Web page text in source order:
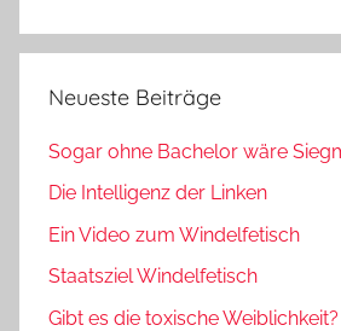
Neueste Beiträge
Sogar ohne Bachelor wäre
Die Intelligenz der Linken
Ein Video zum Windelfetisch
Staatsziel Windelfetisch
Gibt es die toxische Weiblichkeit?